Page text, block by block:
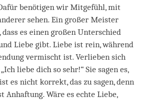
benötigen wir Mitgefühl, mit
sehen. Ein großer Meister
es einen großen Unterschied
Liebe gibt. Liebe ist rein, während
vermischt ist. Verlieben sich
liebe dich so sehr!“ Sie sagen es,
es nicht korrekt, das zu sagen, denn
Anhaftung. Wäre es echte Liebe,